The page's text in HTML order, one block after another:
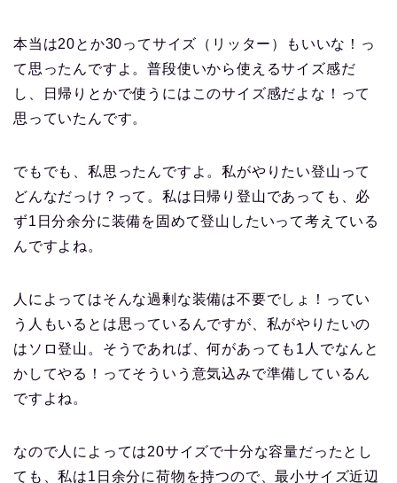
本当は20とか30ってサイズ（リッター）もいいな！っ
て思ったんですよ。普段使いから使えるサイズ感だ
し、日帰りとかで使うにはこのサイズ感だよな！って
思っていたんです。
でもでも、私思ったんですよ。私がやりたい登山って
どんなだっけ？って。私は日帰り登山であっても、必
ず1日分余分に装備を固めて登山したいって考えている
んですよね。
人によってはそんな過剰な装備は不要でしょ！ってい
う人もいるとは思っているんですが、私がやりたいの
はソロ登山。そうであれば、何があっても1人でなんと
かしてやる！ってそういう意気込みで準備しているん
ですよね。
なので人によっては20サイズで十分な容量だったとし
ても、私は1日余分に荷物を持つので、最小サイズ近辺